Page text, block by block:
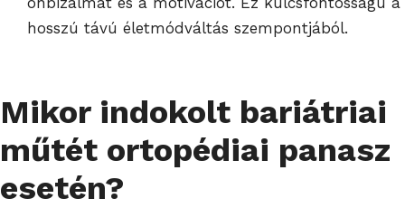
hosszú távú életmódváltás szempontjából.
Mikor indokolt bariátriai
műtét ortopédiai panasz
esetén?